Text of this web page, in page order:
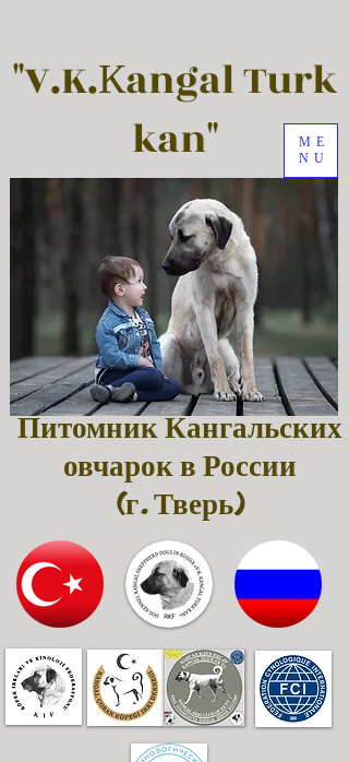
"V.K.Кangal Turk
kan"
ME
NU
Питомник Кангальских
овчарок в России
(г. Тверь)